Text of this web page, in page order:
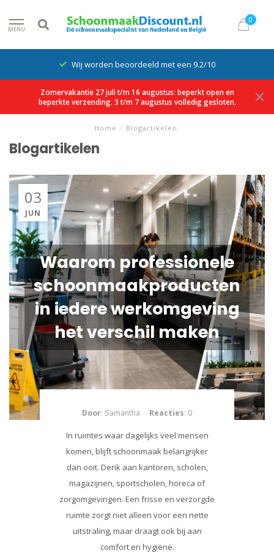
MENU
0
Wij worden beoordeeld met een 9.2/10
Zomervakantie 27 juli t/m 16 augustus: beperkt open en
beperkte verzending. 3 t/m 7 augustus volledig gesloten.
Home / Blogartikelen
Blogartikelen
03
JUN
Waarom professionele
schoonmaakproducten
in iedere werkomgeving
het verschil maken
Door: Samantha Reacties: 0
In ruimtes waar dagelijks veel mensen
komen, blijft schoonmaak belangrijker
dan ooit. Denk aan kantoren, scholen,
magazijnen, sportscholen, horeca of
zorgomgevingen. Een frisse en verzorgde
ruimte zorgt niet alleen voor een nette
uitstraling, maar draagt ook bij aan
comfort en hygiëne.